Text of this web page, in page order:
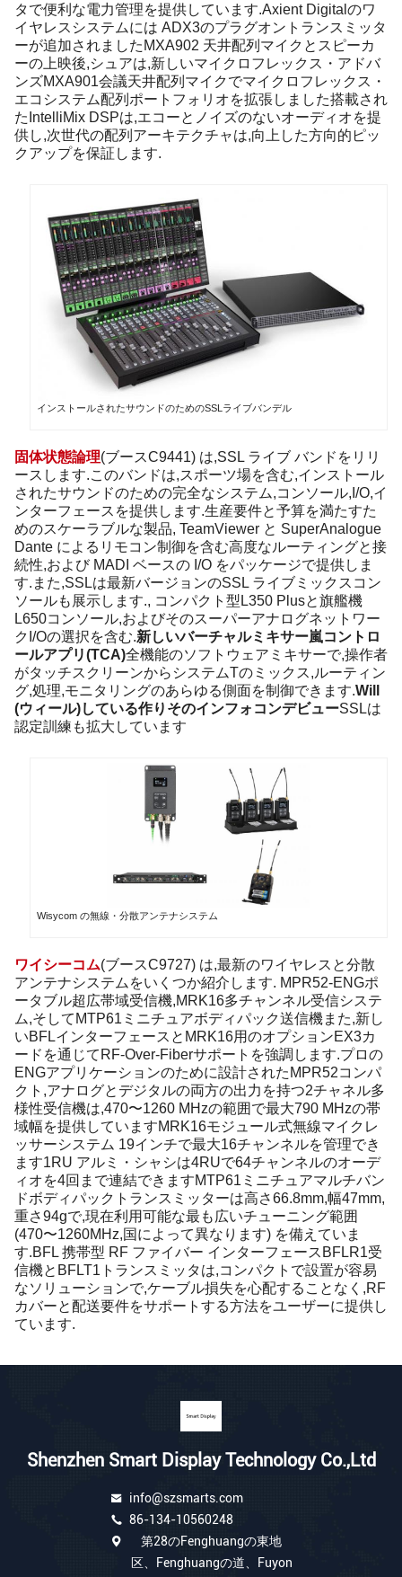
タで便利な電力管理を提供しています.Axient Digitalのワ
イヤレスシステムには ADX3のプラグオントランスミッタ
ーが追加されましたMXA902 天井配列マイクとスピーカ
ーの上映後,シュアは,新しいマイクロフレックス・アドバ
ンズMXA901会議天井配列マイクでマイクロフレックス・
エコシステム配列ポートフォリオを拡張しました搭載され
たIntelliMix DSPは,エコーとノイズのないオーディオを提
供し,次世代の配列アーキテクチャは,向上した方向的ピッ
クアップを保証します.
インストールされたサウンドのためのSSLライブバンデル
固体状態論理(ブースC9441) は,SSL ライブ バンドをリリ
ースします.このバンドは,スポーツ場を含む,インストール
されたサウンドのための完全なシステム,コンソール,I/O,イ
ンターフェースを提供します.生産要件と予算を満たすた
めのスケーラブルな製品, TeamViewer と SuperAnalogue
Dante によるリモコン制御を含む高度なルーティングと接
続性,および MADI ベースの I/O をパッケージで提供しま
す.また,SSLは最新バージョンのSSL ライブミックスコン
ソールも展示します., コンパクト型L350 Plusと旗艦機
L650コンソール,およびそのスーパーアナログネットワー
クI/Oの選択を含む.新しいバーチャルミキサー嵐コントロ
ールアプリ(TCA)全機能のソフトウェアミキサーで,操作者
がタッチスクリーンからシステムTのミックス,ルーティン
グ,処理,モニタリングのあらゆる側面を制御できます.Will
(ウィール)している作り そのインフォコンデビューSSLは
認定訓練も拡大しています
Wisycom の無線・分散アンテナシステム
ワイシーコム(ブースC9727) は,最新のワイヤレスと分散
アンテナシステムをいくつか紹介します. MPR52-ENGポ
ータブル超広帯域受信機,MRK16多チャンネル受信システ
ム,そしてMTP61ミニチュアボディパック送信機また,新し
いBFLインターフェースとMRK16用のオプションEX3カ
ードを通じてRF-Over-Fiberサポートを強調します.プロの
ENGアプリケーションのために設計されたMPR52コンパ
クト,アナログとデジタルの両方の出力を持つ2チャネル多
様性受信機は,470〜1260 MHzの範囲で最大790 MHzの帯
域幅を提供していますMRK16モジュール式無線マイクレ
ッサーシステム 19インチで最大16チャンネルを管理でき
ます1RU アルミ・シャシは4RUで64チャンネルのオーデ
ィオを4回まで連結できますMTP61ミニチュアマルチバン
ドボディパックトランスミッターは高さ66.8mm,幅47mm,
重さ94gで,現在利用可能な最も広いチューニング範囲
(470〜1260MHz,国によって異なります) を備えていま
す.BFL 携帯型 RF ファイバー インターフェースBFLR1受
信機とBFLT1トランスミッタは,コンパクトで設置が容易
なソリューションで,ケーブル損失を心配することなく,RF
カバーと配送要件をサポートする方法をユーザーに提供し
ています.
Shenzhen Smart Display Technology Co.,Ltd
info@szsmarts.com
86-134-10560248
第28のFenghuangの東地
区、Fenghuangの道、Fuyon